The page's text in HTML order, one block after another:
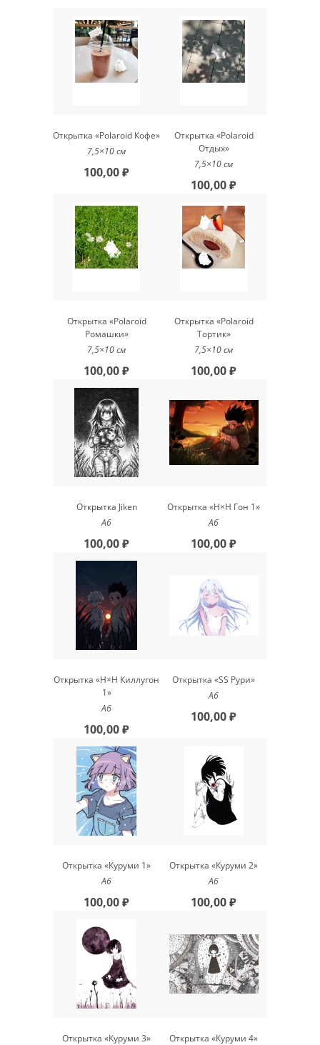
Открытка «Polaroid Кофе»
7,5×10 см
100,00 ₽
Открытка «Polaroid
Отдых»
7,5×10 см
100,00 ₽
Открытка «Polaroid
Ромашки»
7,5×10 см
100,00 ₽
Открытка «Polaroid
Тортик»
7,5×10 см
100,00 ₽
Открытка Jiken
A6
100,00 ₽
Открытка «H×H Гон 1»
А6
100,00 ₽
Открытка «H×H Киллугон
1»
А6
100,00 ₽
Открытка «SS Рури»
А6
100,00 ₽
Открытка «Куруми 1»
А6
100,00 ₽
Открытка «Куруми 2»
А6
100,00 ₽
Открытка «Куруми 3»
Открытка «Куруми 4»